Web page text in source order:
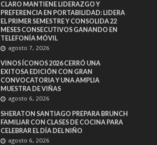
CLARO MANTIENE LIDERAZGO Y
PREFERENCIA EN PORTABILIDAD: LIDERA
EL PRIMER SEMESTRE Y CONSOLIDA 22
MESES CONSECUTIVOS GANANDO EN
TELEFONÍA MÓVIL
agosto 7, 2026
VINOS ÍCONOS 2026 CERRÓ UNA
EXITOSA EDICIÓN CON GRAN
CONVOCATORIA Y UNA AMPLIA
MUESTRA DE VIÑAS
agosto 6, 2026
SHERATON SANTIAGO PREPARA BRUNCH
FAMILIAR CON CLASES DE COCINA PARA
CELEBRAR EL DÍA DEL NIÑO
agosto 6, 2026